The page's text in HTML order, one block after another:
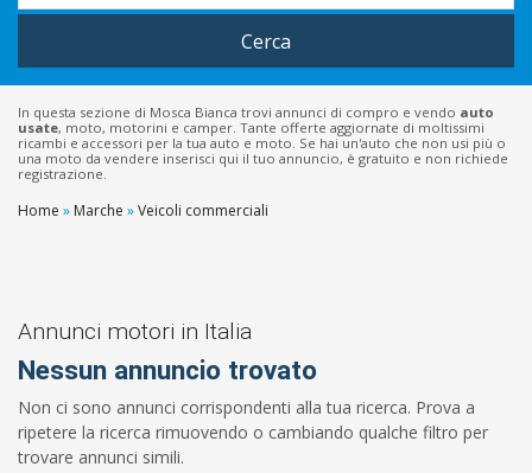
Cerca
In questa sezione di Mosca Bianca trovi annunci di compro e vendo auto
usate, moto, motorini e camper. Tante offerte aggiornate di moltissimi
ricambi e accessori per la tua auto e moto. Se hai un'auto che non usi più o
una moto da vendere inserisci qui il tuo annuncio, è gratuito e non richiede
registrazione.
A
Home » Marche »Veicoli commerciali
Annunci motori in Italia
Nessun annuncio trovato
Non ci sono annunci corrispondenti alla tua ricerca. Prova a
ripetere la ricerca rimuovendo o cambiando qualche filtro per
trovare annunci simili.